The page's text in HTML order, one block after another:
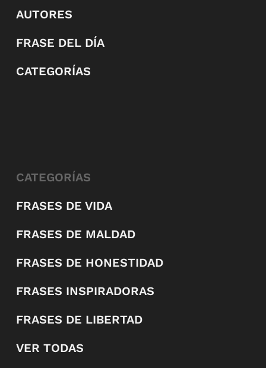
AUTORES
FRASE DEL DÍA
CATEGORÍAS
CATEGORÍAS
FRASES DE VIDA
FRASES DE MALDAD
FRASES DE HONESTIDAD
FRASES INSPIRADORAS
FRASES DE LIBERTAD
VER TODAS